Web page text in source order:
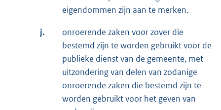
eigendommen zijn aan te merken.
j.
onroerende zaken voor zover die
bestemd zijn te worden gebruikt voor de
publieke dienst van de gemeente, met
uitzondering van delen van zodanige
onroerende zaken die bestemd zijn te
worden gebruikt voor het geven van